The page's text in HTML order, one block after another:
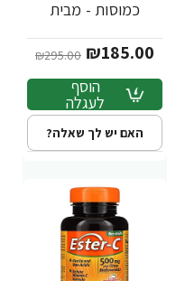
כמוסות - מבית
₪185.00
₪295.00
הוסף
לעגלה
האם יש לך שאלה?